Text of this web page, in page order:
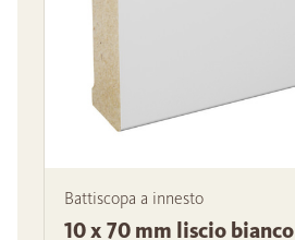
Battiscopa a innesto
10 x 70 mm liscio bianco